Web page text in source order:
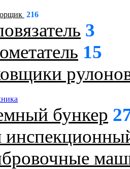
216
3
15
бункер